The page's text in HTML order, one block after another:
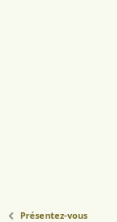
Présentez-vous